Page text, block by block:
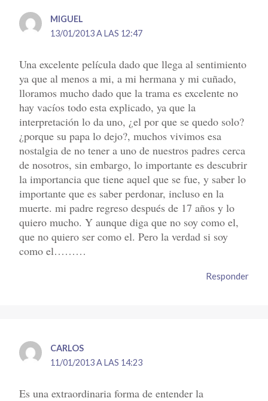
MIGUEL
13/01/2013 A LAS 12:47
Una excelente película dado que llega al sentimiento
ya que al menos a mi, a mi hermana y mi cuñado,
lloramos mucho dado que la trama es excelente no
hay vacíos todo esta explicado, ya que la
interpretación lo da uno, ¿el por que se quedo solo?
¿porque su papa lo dejo?, muchos vivimos esa
nostalgia de no tener a uno de nuestros padres cerca
de nosotros, sin embargo, lo importante es descubrir
la importancia que tiene aquel que se fue, y saber lo
importante que es saber perdonar, incluso en la
muerte. mi padre regreso después de 17 años y lo
quiero mucho. Y aunque diga que no soy como el,
que no quiero ser como el. Pero la verdad si soy
como el………
Responder
CARLOS
11/01/2013 A LAS 14:23
Es una extraordinaria forma de entender la